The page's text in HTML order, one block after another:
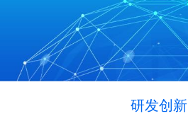
研发创新